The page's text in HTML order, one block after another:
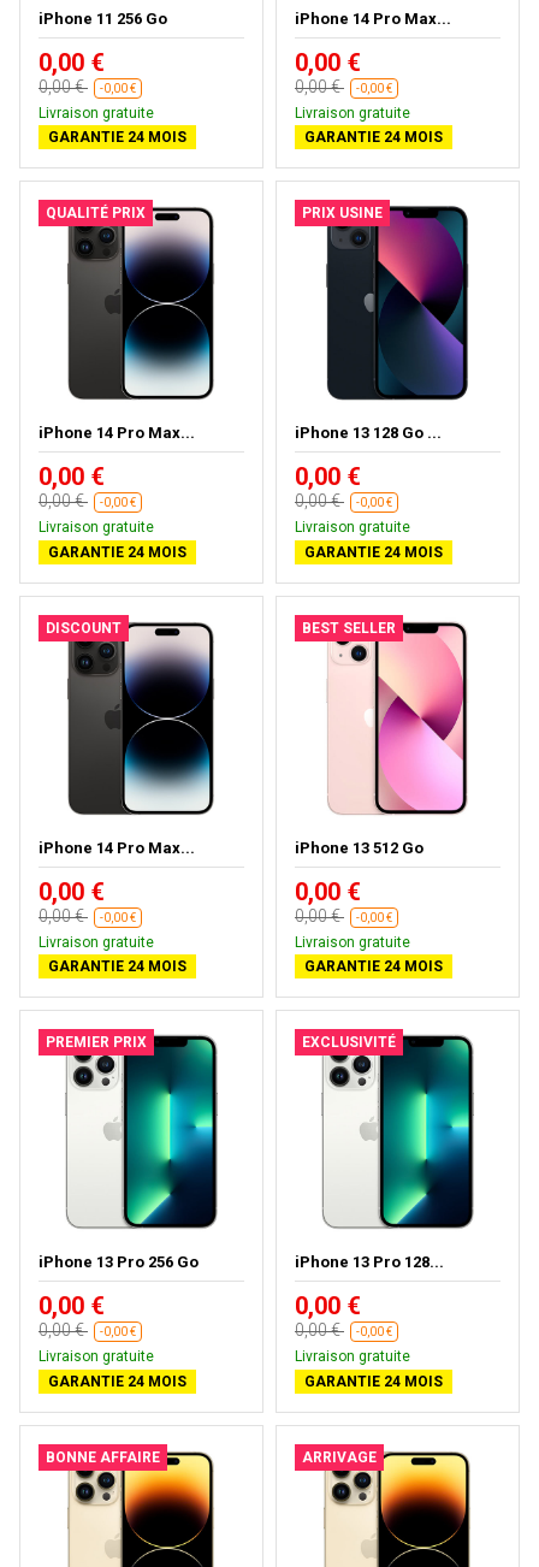
iPhone 11 256 Go
0,00 €
0,00 € -0,00 €
Livraison gratuite
GARANTIE 24 MOIS
iPhone 14 Pro Max...
0,00 €
0,00 € -0,00 €
Livraison gratuite
GARANTIE 24 MOIS
QUALITÉ PRIX
iPhone 14 Pro Max...
0,00 €
0,00 € -0,00 €
Livraison gratuite
GARANTIE 24 MOIS
PRIX USINE
iPhone 13 128 Go ...
0,00 €
0,00 € -0,00 €
Livraison gratuite
GARANTIE 24 MOIS
DISCOUNT
iPhone 14 Pro Max...
0,00 €
0,00 € -0,00 €
Livraison gratuite
GARANTIE 24 MOIS
BEST SELLER
iPhone 13 512 Go
0,00 €
0,00 € -0,00 €
Livraison gratuite
GARANTIE 24 MOIS
PREMIER PRIX
iPhone 13 Pro 256 Go
0,00 €
0,00 € -0,00 €
Livraison gratuite
GARANTIE 24 MOIS
EXCLUSIVITÉ
iPhone 13 Pro 128...
0,00 €
0,00 € -0,00 €
Livraison gratuite
GARANTIE 24 MOIS
BONNE AFFAIRE ARRIVAGE